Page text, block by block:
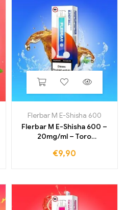
Flerbar M E-Shisha 600
Flerbar M E-Shisha 600 –
20mg/ml – Toro
€9,90